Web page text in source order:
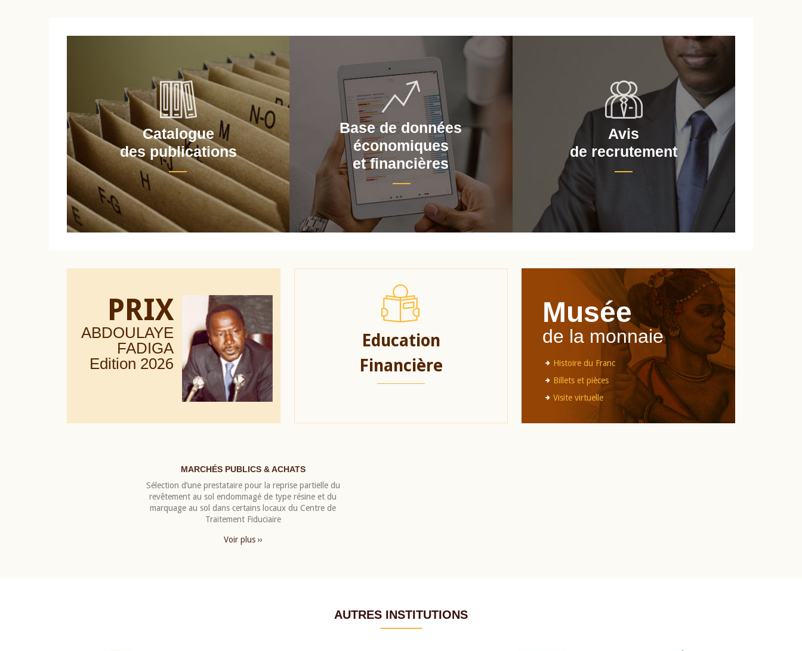
Catalogue
des publications
Base de données
économiques
et financières
Avis
de recrutement
PRIX
ABDOULAYE
FADIGA
Edition 2026
Education
Financière
Musée
de la monnaie
Histoire du Franc
Billets et pièces
Visite virtuelle
MARCHÉS PUBLICS & ACHATS
Sélection d’une prestataire pour la reprise partielle du
revêtement au sol endommagé de type résine et du
marquage au sol dans certains locaux du Centre de
Traitement Fiduciaire
Voir plus ››
AUTRES INSTITUTIONS